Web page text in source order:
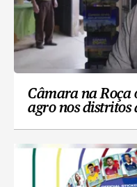
Câmara na Roça
agro nos distritos